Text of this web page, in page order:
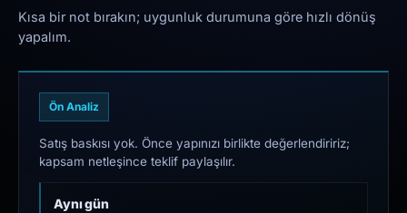
Kısa bir not bırakın; uygunluk durumuna göre hızlı dönüş
yapalım.
Ön Analiz
Satış baskısı yok. Önce yapınızı birlikte değerlendiririz;
kapsam netleşince teklif paylaşılır.
Aynı gün